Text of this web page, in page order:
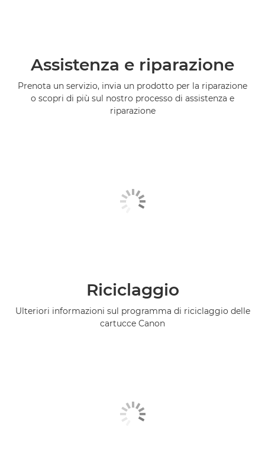
Assistenza e riparazione
Prenota un servizio, invia un prodotto per la riparazione
o scopri di più sul nostro processo di assistenza e
riparazione
Riciclaggio
Ulteriori informazioni sul programma di riciclaggio delle
cartucce Canon